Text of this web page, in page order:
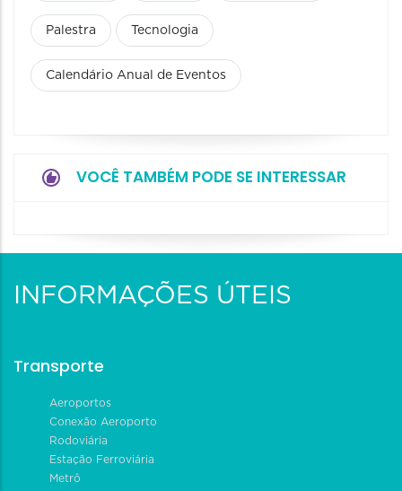
Palestra Tecnologia
Calendário Anual de Eventos
VOCÊ TAMBÉM PODE SE INTERESSAR
INFORMAÇÕES ÚTEIS
Transporte
Aeroportos
Conexão Aeroporto
Rodoviária
Estação Ferroviária
Metrô